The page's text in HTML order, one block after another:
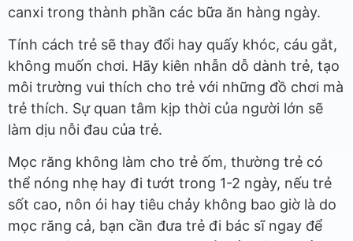
canxi trong thành phần các bữa ăn hàng ngày.
Tính cách trẻ sẽ thay đổi hay quấy khóc, cáu gắt,
không muốn chơi. Hãy kiên nhẫn dỗ dành trẻ, tạo
môi trường vui thích cho trẻ với những đồ chơi mà
trẻ thích. Sự quan tâm kịp thời của người lớn sẽ
làm dịu nỗi đau của trẻ.
Mọc răng không làm cho trẻ ốm, thường trẻ có
thể nóng nhẹ hay đi tướt trong 1-2 ngày, nếu trẻ
sốt cao, nôn ói hay tiêu chảy không bao giờ là do
mọc răng cả, bạn cần đưa trẻ đi bác sĩ ngay để